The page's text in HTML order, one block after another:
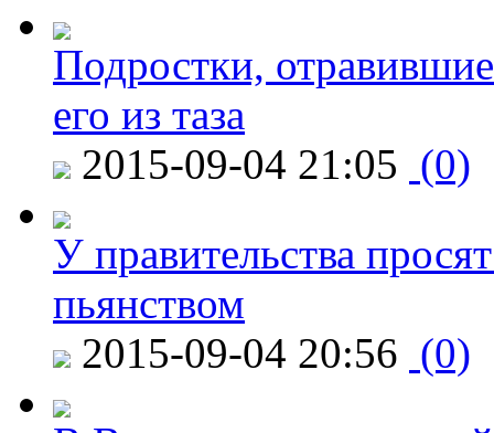
Подростки,
его из таза
2015-09-04 21:05 (0)
У правительства
пьянством
2015-09-04 20:56 (0)